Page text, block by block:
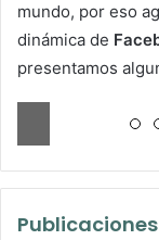
mundo, por eso
dinámica de
presentamos